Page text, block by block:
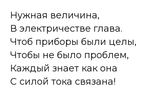
Нужная величина,
В электричестве глава.
Чтоб приборы были целы,
Чтобы не было проблем,
Каждый знает как она
С силой тока связана!